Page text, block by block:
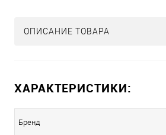
ОПИСАНИЕ ТОВАРА
ХАРАКТЕРИСТИКИ:
Бренд